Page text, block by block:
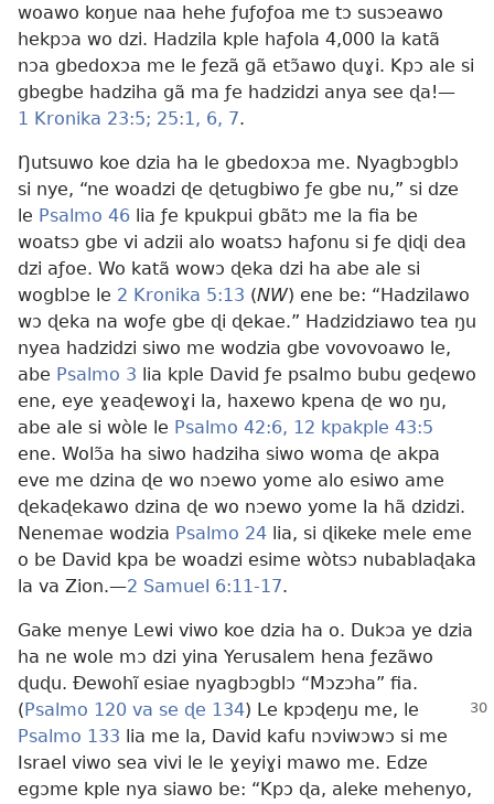
woawo koŋue naa hehe ƒuƒoƒoa me tɔ susɔeawo
hekpɔa wo dzi. Hadzila kple haƒola 4,000 la katã
nɔa gbedoxɔa me le ƒezã gã etɔ̃awo ɖuɣi. Kpɔ ale si
gbegbe hadziha gã ma ƒe hadzidzi anya see ɖa!—
1 Kronika 23:5; 25:1, 6, 7.
Ŋutsuwo koe dzia ha le gbedoxɔa me. Nyagbɔgblɔ
si nye, “ne woadzi ɖe ɖetugbiwo ƒe gbe nu,” si dze
le Psalmo 46 lia ƒe kpukpui gbãtɔ me la fia be
woatsɔ gbe vi adzii alo woatsɔ haƒonu si ƒe ɖiɖi dea
dzi aƒoe. Wo katã wowɔ ɖeka dzi ha abe ale si
wogblɔe le 2 Kronika 5:13 (NW) ene be: “Hadzilawo
wɔ ɖeka na woƒe gbe ɖi ɖekae.” Hadzidziawo tea ŋu
nyea hadzidzi siwo me wodzia gbe vovovoawo le,
abe Psalmo 3 lia kple David ƒe psalmo bubu geɖewo
ene, eye ɣeaɖewoɣi la, haxewo kpena ɖe wo ŋu,
abe ale si wòle le Psalmo 42:6, 12 kpakple 43:5
ene. Wolɔ̃a ha siwo hadziha siwo woma ɖe akpa
eve me dzina ɖe wo nɔewo yome alo esiwo ame
ɖekaɖekawo dzina ɖe wo nɔewo yome la hã dzidzi.
Nenemae wodzia Psalmo 24 lia, si ɖikeke mele eme
o be David kpa be woadzi esime wòtsɔ nubablaɖaka
la va Zion.—2 Samuel 6:11-17.
Gake menye Lewi viwo koe dzia ha o. Dukɔa ye dzia
ha ne wole mɔ dzi yina Yerusalem hena ƒezãwo
ɖuɖu. Ðewohĩ esiae nyagbɔgblɔ “Mɔzɔha” fia.
(Psalmo 120 va se ɖe 134) Le kpɔɖeŋu me, le
Psalmo 133 lia me la, David kafu nɔviwɔwɔ si me
Israel viwo sea vivi le le ɣeyiɣi mawo me. Edze
egɔme kple nya siawo be: “Kpɔ ɖa, aleke mehenyo,